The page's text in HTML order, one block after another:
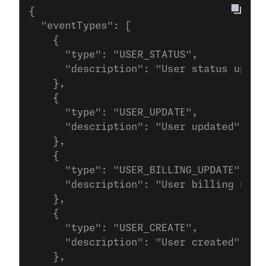
{
  "eventTypes": [
    {
      "type": "USER_STATUS",
"description": "User status
    },
    {
      "type": "USER_UPDATE",
      "description": "User updated"
    },
    {
      "type": "USER_BILLING_UPDATE",
"description": "User billing
    },
    {
      "type": "USER_CREATE",
      "description": "User created"
    },